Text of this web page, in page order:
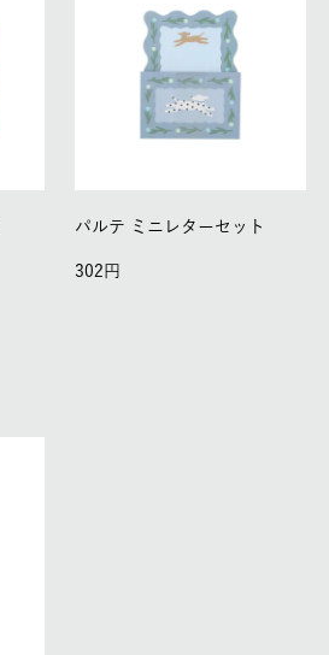
パルテ ミニレターセット
302